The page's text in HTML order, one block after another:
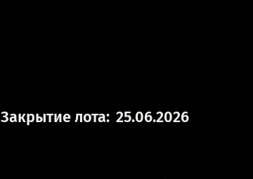
Закрытие лота: 25.06.2026